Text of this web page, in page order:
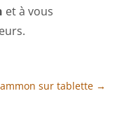
et à vous
sur tablette→